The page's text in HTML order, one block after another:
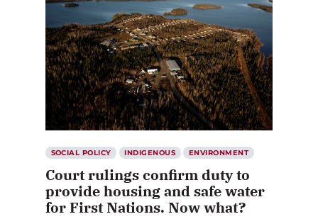
SOCIAL POLICY INDIGENOUS ENVIRONMENT
Court rulings confirm duty to
provide housing and safe water
for First Nations. Now what?